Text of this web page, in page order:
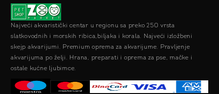
Najveći akvaristički centar u regionu sa preko 250 vrsta
slatkovodnih i morskih ribica,biljaka i korala. Najveći izložbeni
skejp akvarijumi. Premium oprema za akvarijume. Pravljenje
akvarijuma po želji. Hrana, preparati i oprema za pse, mačke i
ostale kućne ljubimce.